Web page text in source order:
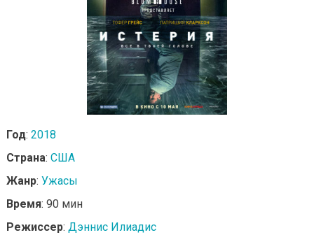
Год: 2018
Страна: США
Жанр: Ужасы
Время: 90 мин
Режиссер: Дэннис Илиадис